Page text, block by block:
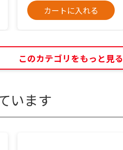
カートに入れる
このカテゴリをもっと見る
います